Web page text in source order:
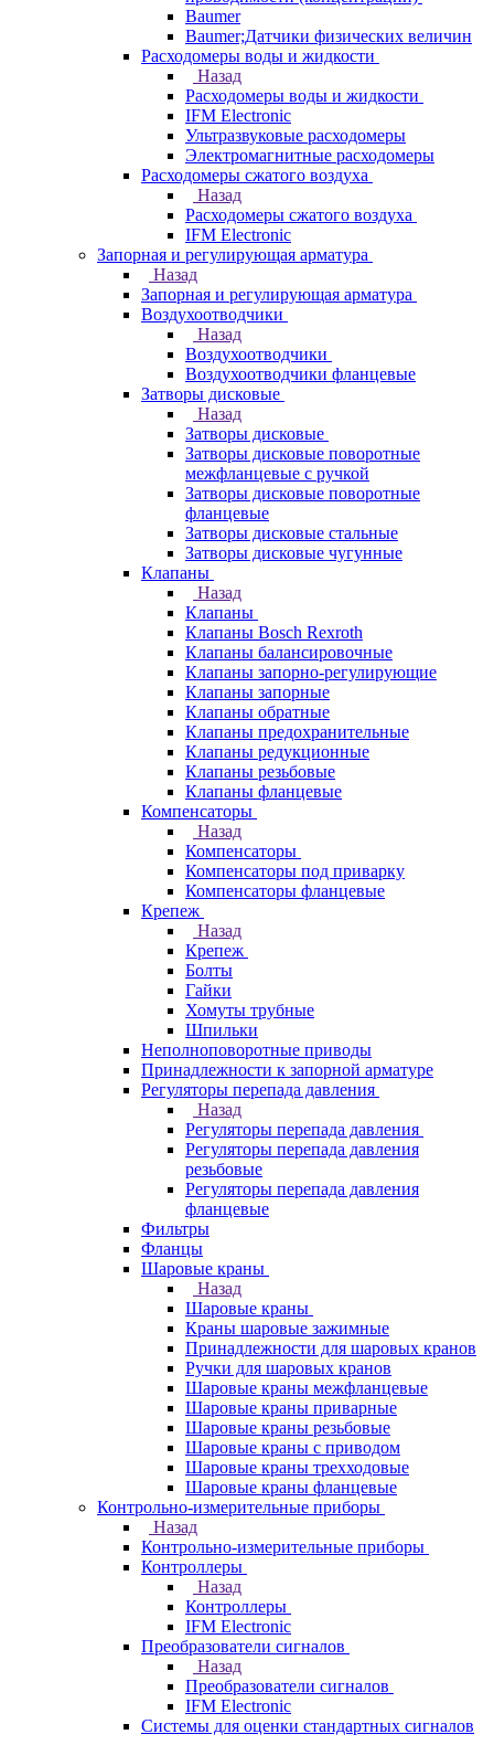
Baumer
Baumer;Датчики физических величин
Расходомеры воды и жидкости
Назад
Расходомеры воды и жидкости
IFM Electronic
Ультразвуковые расходомеры
Электромагнитные расходомеры
Расходомеры сжатого воздуха
Назад
Расходомеры сжатого воздуха
IFM Electronic
Запорная и регулирующая арматура
Назад
Запорная и регулирующая арматура
Воздухоотводчики
Назад
Воздухоотводчики
Воздухоотводчики фланцевые
Затворы дисковые
Назад
Затворы дисковые
Затворы дисковые поворотные
межфланцевые с ручкой
Затворы дисковые поворотные
фланцевые
Затворы дисковые стальные
Затворы дисковые чугунные
Клапаны
Назад
Клапаны
Клапаны Bosch Rexroth
Клапаны балансировочные
Клапаны запорно-регулирующие
Клапаны запорные
Клапаны обратные
Клапаны предохранительные
Клапаны редукционные
Клапаны резьбовые
Клапаны фланцевые
Компенсаторы
Назад
Компенсаторы
Компенсаторы под приварку
Компенсаторы фланцевые
Крепеж
Назад
Крепеж
Болты
Гайки
Хомуты трубные
Шпильки
Неполноповоротные приводы
Принадлежности к запорной арматуре
Регуляторы перепада давления
Назад
Регуляторы перепада давления
Регуляторы перепада давления
резьбовые
Регуляторы перепада давления
фланцевые
Фильтры
Фланцы
Шаровые краны
Назад
Шаровые краны
Краны шаровые зажимные
Принадлежности для шаровых кранов
Ручки для шаровых кранов
Шаровые краны межфланцевые
Шаровые краны приварные
Шаровые краны резьбовые
Шаровые краны с приводом
Шаровые краны трехходовые
Шаровые краны фланцевые
Контрольно-измерительные приборы
Назад
Контрольно-измерительные приборы
Контроллеры
Назад
Контроллеры
IFM Electronic
Преобразователи сигналов
Назад
Преобразователи сигналов
IFM Electronic
Системы для оценки стандартных сигналов